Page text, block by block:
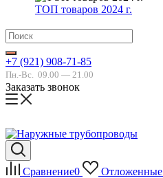
ТОП товаров 2024 г.
+7 (921) 908-71-85
Пн.-Вс. 09.00 — 21.00
Заказать звонок
Сравнение0 Отложенные